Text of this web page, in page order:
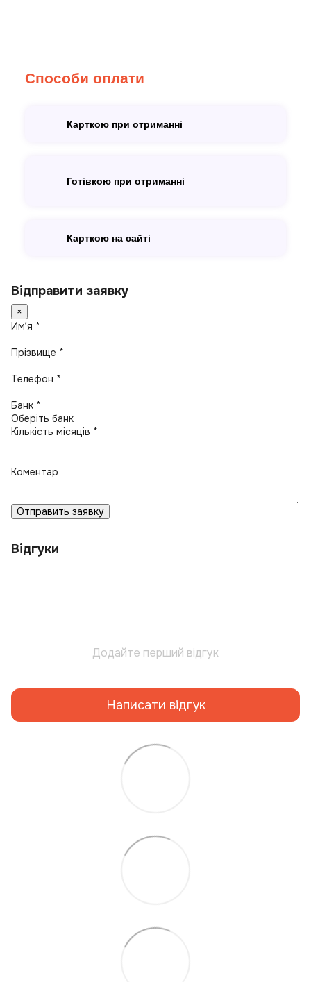
Способи оплати
Карткою при отриманні
Готівкою при отриманні
Карткою на сайті
Відправити заявку
×
Имʼя *
Прізвище *
Телефон *
Банк *
Кількість місяців *
Коментар
Отправить заявку
Відгуки
Додайте перший відгук
Написати відгук